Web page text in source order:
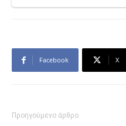
Facebook X
Προηγούμενο άρθρο